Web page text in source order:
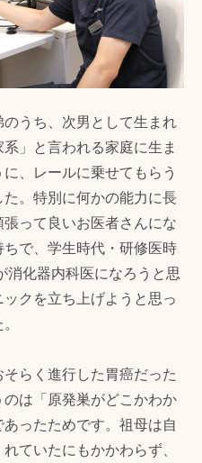
うち、次男として生まれ
」と言われる家庭に生ま
、レールに乗せてもらう
。特別に何かの能力に長
って良いお医者さんにな
で、学生時代・研修医時
消化器内科医になろうと思
クを立ち上げようと思っ
らく進行した胃癌だった
は「原発巣がどこかわか
ったためです。祖母は自
ていたにもかかわらず、